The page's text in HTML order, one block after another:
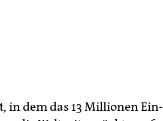
in dem das 13 Millionen Ein­